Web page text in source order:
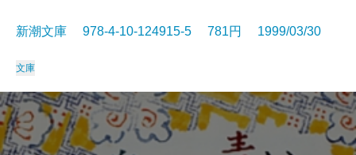
新潮文庫 978-4-10-124915-5 781円 1999/03/30
文庫